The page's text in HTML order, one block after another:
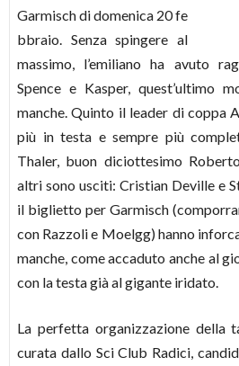
Garmisch di domenica 20 fe
bbraio. Senza spingere al
massimo, l’emiliano ha avuto
Spence e Kasper, quest’ultimo
manche. Quinto il leader di coppa
più in testa e sempre più
Thaler, buon diciottesimo
altri sono usciti: Cristian Deville e
il biglietto per Garmisch
con Razzoli e Moelgg) hanno
manche, come accaduto anche al
con la testa già al gigante iridato.
La perfetta organizzazione della
curata dallo Sci Club Radici,